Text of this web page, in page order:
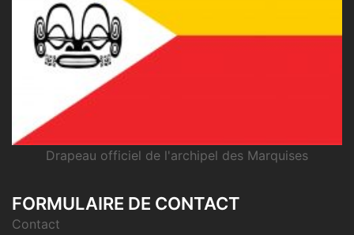
Drapeau officiel de l'archipel des Marquises
FORMULAIRE DE CONTACT
Contact